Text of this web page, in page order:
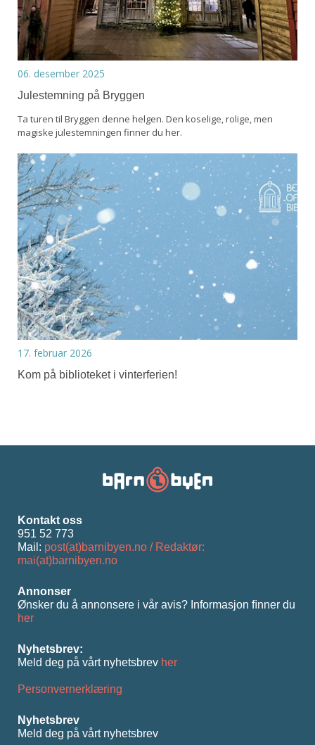
06. desember 2025
Julestemning på Bryggen
Ta turen til Bryggen denne helgen. Den koselige, rolige, men
magiske julestemningen finner du her.
17. februar 2026
Kom på biblioteket i vinterferien!
Kontakt oss
951 52 773
Mail: post(at)barnibyen.no / Redaktør:
mai(at)barnibyen.no
Annonser
Ønsker du å annonsere i vår avis? Informasjon ﬁnner du
her
Nyhetsbrev:
Meld deg på vårt nyhetsbrev her
Personvernerklæring
Nyhetsbrev
Meld deg på vårt nyhetsbrev